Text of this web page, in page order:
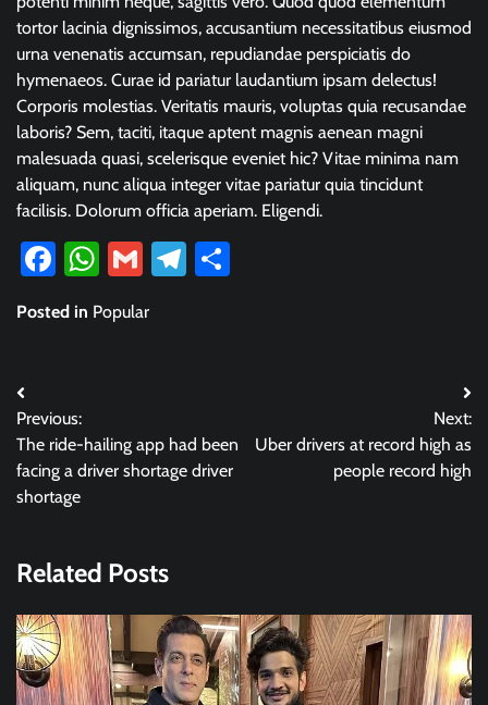
tortor lacinia dignissimos, accusantium necessitatibus eiusmod
urna venenatis accumsan, repudiandae perspiciatis do
hymenaeos. Curae id pariatur laudantium ipsam delectus!
Corporis molestias. Veritatis mauris, voluptas quia recusandae
laboris? Sem, taciti, itaque aptent magnis aenean magni
malesuada quasi, scelerisque eveniet hic? Vitae minima nam
aliquam, nunc aliqua integer vitae pariatur quia tincidunt
facilisis. Dolorum officia aperiam. Eligendi.
Facebook
WhatsApp
GmailTelegram
Posted in Popular
Post
navigation
Previous:
The ride-hailing app had been
facing a driver shortage driver
shortage
Next:
Uber drivers at record high as
people record high
Related Posts